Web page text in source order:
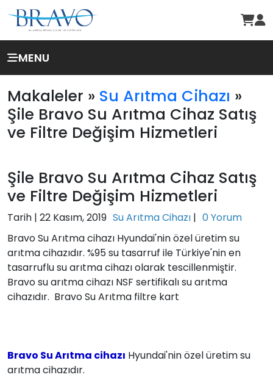
MENU
Makaleler » Su Arıtma Cihazı »
Şile Bravo Su Arıtma Cihaz Satış
ve Filtre Değişim Hizmetleri
Şile Bravo Su Arıtma Cihaz Satış
ve Filtre Değişim Hizmetleri
Tarih | 22 Kasım, 2019 Su Arıtma Cihazı | 0 Yorum
Bravo Su Arıtma cihazı Hyundai'nin özel üretim su
arıtma cihazıdır. %95 su tasarruf ile Türkiye'nin en
tasarruflu su arıtma cihazı olarak tescillenmiştir.
Bravo su arıtma cihazı NSF sertifikalı su arıtma
cihazıdır. Bravo Su Arıtma filtre kart
Bravo Su Arıtma cihazı Hyundai'nin özel üretim su
arıtma cihazıdır.